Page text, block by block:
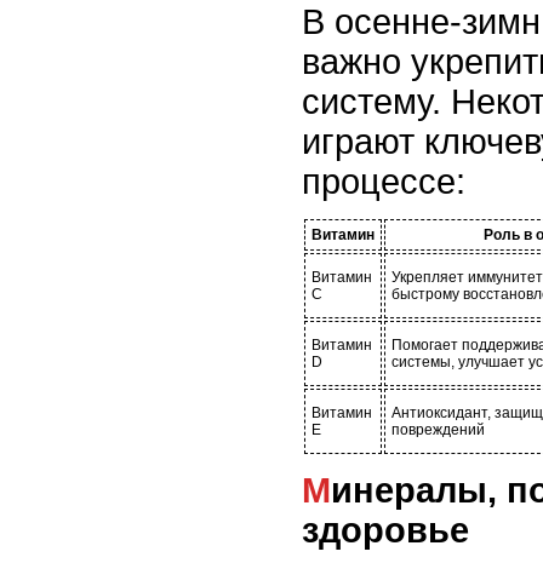
В осенне-
важно
систему.
играют
процессе:
Витамин Роль в
Витамин
C
Укрепляет
быстрому
Витамин
D
Помогает
системы, улучшает
Витамин
E
Антиоксидант,
повреждений
Минералы, поддерживающие
здоровье